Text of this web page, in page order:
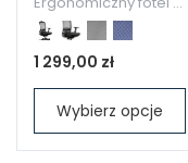
1 299,00 zł
Wybierz opcje